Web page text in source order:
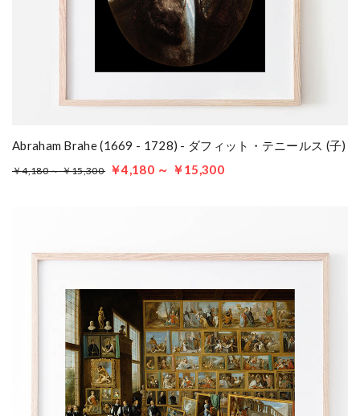
Abraham Brahe (1669 - 1728) - ダフィット・テニールス (子)
￥4,180 ～ ￥15,300 ￥4,180 ～ ￥15,300